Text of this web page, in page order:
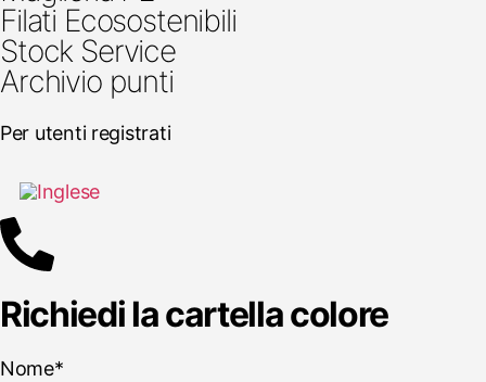
Filati Ecosostenibili
Stock Service
Archivio punti
Per utenti registrati
Richiedi la cartella colore
Nome*